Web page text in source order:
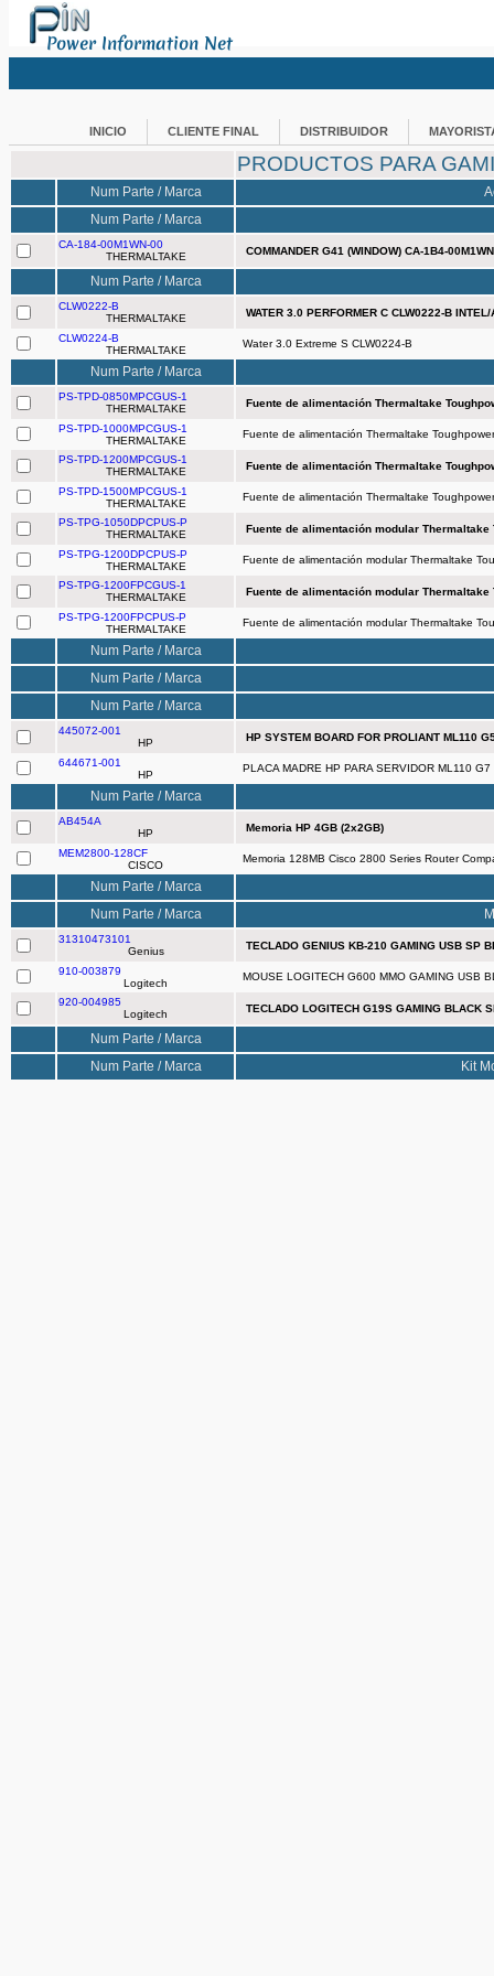
Power Information Net
DISTRIBUIDOR
CLIENTE FINAL
INICIO
PRODUCTOS PARA
Num Parte / Marca
Num Parte / Marca
CA-184-00M1WN-00
THERMALTAKE
COMMANDER G41 (WINDOW) CA-1B4-
Num Parte / Marca
CLW0222-B
THERMALTAKE
WATER 3.0 PERFORMER C CLW0222-B INTEL/
CLW0224-B
THERMALTAKE
Water 3.0 Extreme S CLW0224-B
Num Parte / Marca
PS-TPD-0850MPCGUS-1
THERMALTAKE
Fuente de alimentación Thermaltake
PS-TPD-1000MPCGUS-1
THERMALTAKE
Fuente de alimentación Thermaltake
PS-TPD-1200MPCGUS-1
THERMALTAKE
Fuente de alimentación Thermaltake
PS-TPD-1500MPCGUS-1
THERMALTAKE
Fuente de alimentación Thermaltake
PS-TPG-1050DPCPUS-P
THERMALTAKE
Fuente de alimentación modular
PS-TPG-1200DPCPUS-P
THERMALTAKE
Fuente de alimentación modular Thermaltake
PS-TPG-1200FPCGUS-1
THERMALTAKE
Fuente de alimentación modular
PS-TPG-1200FPCPUS-P
THERMALTAKE
Fuente de alimentación modular Thermaltake
Num Parte / Marca
Num Parte / Marca
Num Parte / Marca
445072-001
HP
HP SYSTEM BOARD FOR PROLIANT ML110
644671-001
HP
PLACA MADRE HP PARA SERVIDOR ML110
Num Parte / Marca
AB454A
HP
Memoria HP 4GB (2x2GB)
MEM2800-128CF
CISCO
Memoria 128MB Cisco 2800 Series Router
Num Parte / Marca
Num Parte / Marca
31310473101
Genius
TECLADO GENIUS KB-210 GAMING USB SP
910-003879
Logitech
MOUSE LOGITECH G600 MMO GAMING USB
920-004985
Logitech
TECLADO LOGITECH G19S GAMING BLACK
Num Parte / Marca
Num Parte / Marca Kit